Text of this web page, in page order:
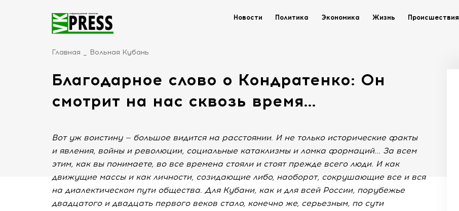
Новости Политика Экономика Жизнь Происшествия
Главная Вольная Кубань
Благодарное слово о Кондратенко: Он
смотрит на нас сквозь время…
Вот уж воистину — большое видится на расстоянии. И не только исторические факты
и явления, войны и революции, социальные катаклизмы и ломка формаций... За всем
этим, как вы понимаете, во все времена стояли и стоят прежде всего люди. И как
движущие массы и как личности, созидающие либо, наоборот, сокрушающие все и вся
на диалектическом пути общества. Для Кубани, как и для всей России, порубежье
двадцатого и двадцать первого веков стало, конечно же, серьезным, по сути